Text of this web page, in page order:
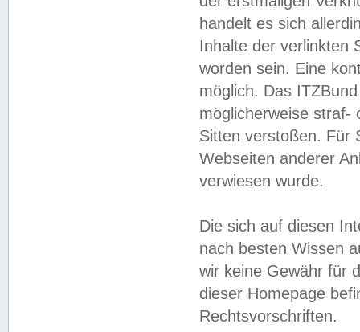
handelt es sich
Inhalte der verlinkten
worden sein. Eine
möglich. Das
möglicherweise straf-
Sitten verstoßen. Für
Webseiten anderer
verwiesen wurde.
Die sich auf diesen
nach besten Wissen
wir keine Gewähr für
dieser Homepage
Rechtsvorschriften.